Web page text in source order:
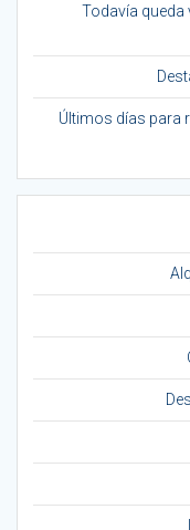
Todavía queda
Últimos días para